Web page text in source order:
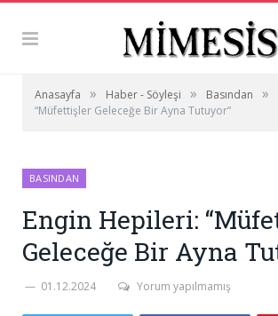
Anasayfa » Haber - Söyleşi » Basından »
“Müfettişler Geleceğe Bir Ayna Tutuyor”
BASINDAN
Engin Hepileri:
Geleceğe Bir Ayna
01.12.2024 Yorum yapılmamış